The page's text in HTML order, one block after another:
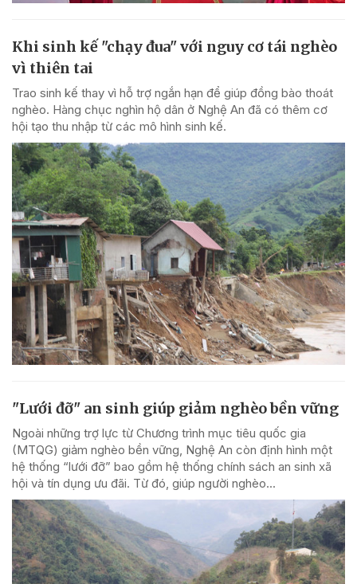
Khi sinh kế "chạy đua" với nguy cơ tái nghèo
vì thiên tai
Trao sinh kế thay vì hỗ trợ ngắn hạn để giúp đồng bào thoát
nghèo. Hàng chục nghìn hộ dân ở Nghệ An đã có thêm cơ
hội tạo thu nhập từ các mô hình sinh kế.
"Lưới đỡ" an sinh giúp giảm nghèo bền vững
Ngoài những trợ lực từ Chương trình mục tiêu quốc gia
(MTQG) giảm nghèo bền vững, Nghệ An còn định hình một
hệ thống “lưới đỡ” bao gồm hệ thống chính sách an sinh xã
hội và tín dụng ưu đãi. Từ đó, giúp người nghèo...